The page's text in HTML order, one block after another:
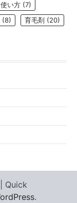
使い方 (7)
(8) 育毛剤 (20)
| Quick
.